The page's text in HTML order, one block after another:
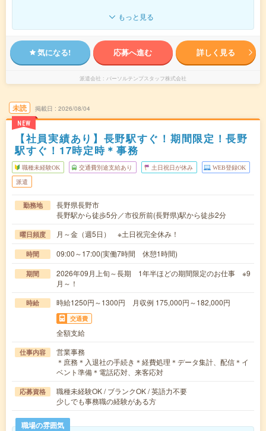
もっと見る
気になる! 応募へ進む 詳しく見る
派遣会社 パーソルテンプスタッフ株式会社
未読
NEW
掲載日 2026/08/04
【社員実績あり】長野駅すぐ！期間限定！長野
駅すぐ！17時定時＊事務
職種未経験OK 交通費別途支給あり 土日祝日が休み WEB登録OK
派遣
勤務地
長野県長野市
長野駅から徒歩5分／市役所前(長野県)駅から徒歩2分
曜日頻度 月～金（週5日） ※土日祝完全休み！
時間 09:00～17:00(実働7時間 休憩1時間)
期間
2026年09月上旬～長期 1年半ほどの期間限定のお仕事 ※9
月～！
時給 時給1250円～1300円 月収例 175,000円～182,000円
交通費
全額支給
仕事内容
営業事務
＊庶務＊入退社の手続き＊経費処理＊データ集計、配信＊イ
ベント準備＊電話応対、来客応対
応募資格
職種未経験OK / ブランクOK / 英語力不要
少しでも事務職の経験がある方
職場の雰囲気